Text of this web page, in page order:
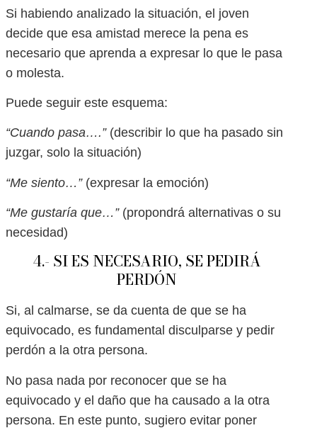
Si habiendo analizado la situación, el joven
decide que esa amistad merece la pena es
necesario que aprenda a expresar lo que le pasa
o molesta.
Puede seguir este esquema:
“Cuando pasa….”(describir lo que ha pasado sin
juzgar, solo la situación)
“Me siento…”(expresar la emoción)
“Me gustaría que…”(propondrá alternativas o su
necesidad)
4.- SI ES NECESARIO, SE PEDIRÁ
PERDÓN
Si, al calmarse, se da cuenta de que se ha
equivocado, es fundamental disculparse y pedir
perdón a la otra persona.
No pasa nada por reconocer que se ha
equivocado y el daño que ha causado a la otra
persona. En este punto, sugiero evitar poner